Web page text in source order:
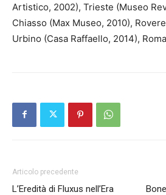
Artistico, 2002), Trieste (Museo
Chiasso (Max Museo, 2010),
Urbino (Casa Raffaello, 2014),
Articolo precedente
L’Eredità di Fluxus nell’Era